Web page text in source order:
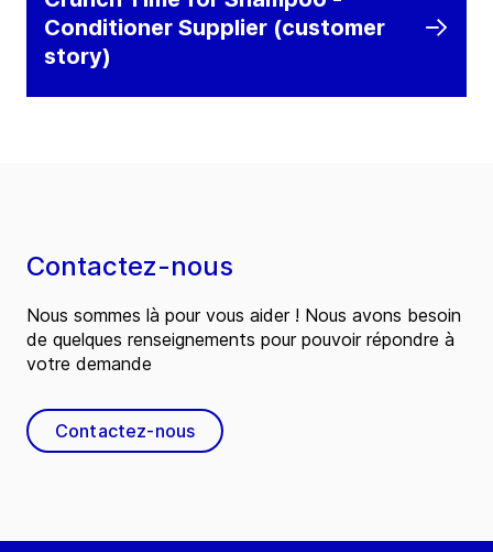
Conditioner Supplier (customer
story)
Contactez-nous
Nous sommes là pour vous aider ! Nous avons besoin
de quelques renseignements pour pouvoir répondre à
votre demande
Contactez-nous